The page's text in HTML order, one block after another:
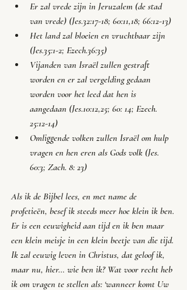
Er zal vrede zijn in Jeruzalem (de stad
van vrede) (Jes.32:17-18; 60:11,18; 66:12-13)
Het land zal bloeien en vruchtbaar zijn
(Jes.35:1-2; Ezech.36:35)
Vijanden van Israël zullen gestraft
worden en er zal vergelding gedaan
worden voor het leed dat hen is
aangedaan (Jes.10:12,25; 60: 14; Ezech.
25:12-14)
Omliggende volken zullen Israël om hulp
vragen en hen eren als Gods volk (Jes.
60:3; Zach. 8: 23)
Als ik de Bijbel lees, en met name de
profetieën, besef ik steeds meer hoe klein ik ben.
Er is een eeuwigheid aan tijd en ik ben maar
een klein meisje in een klein beetje van die tijd.
Ik zal eeuwig leven in Christus, dat geloof ik,
maar nu, hier… wie ben ik? Wat voor recht heb
ik om vragen te stellen als: ‘wanneer komt Uw